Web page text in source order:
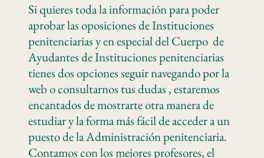
Si quieres toda la información para poder
aprobar las oposiciones de Instituciones
penitenciarias y en especial del Cuerpo de
Ayudantes de Instituciones penitenciarias
tienes dos opciones seguir navegando por la
web o consultarnos tus dudas , estaremos
encantados de mostrarte otra manera de
estudiar y la forma más fácil de acceder a un
puesto de la Administración penitenciaria.
Contamos con los mejores profesores, el